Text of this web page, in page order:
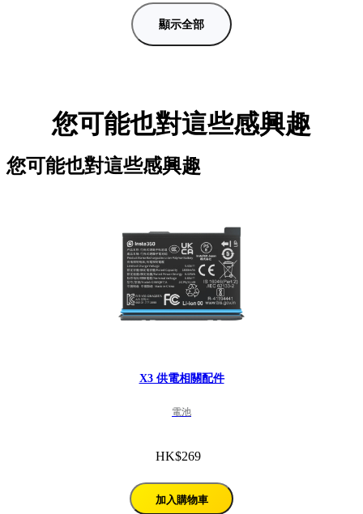
顯示全部
您可能也對這些感興趣
您可能也對這些感興趣
X3 供電相關配件
電池
HK$269
加入購物車